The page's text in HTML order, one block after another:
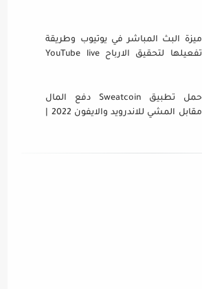
ميزة البث المباشر في يوتيوب وطريقة
تفعيلها لتحقيق الارباح YouTube live
حمل تطبيق Sweatcoin دفع المال